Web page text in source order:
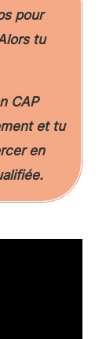
pour
tu
CAP
et tu
en